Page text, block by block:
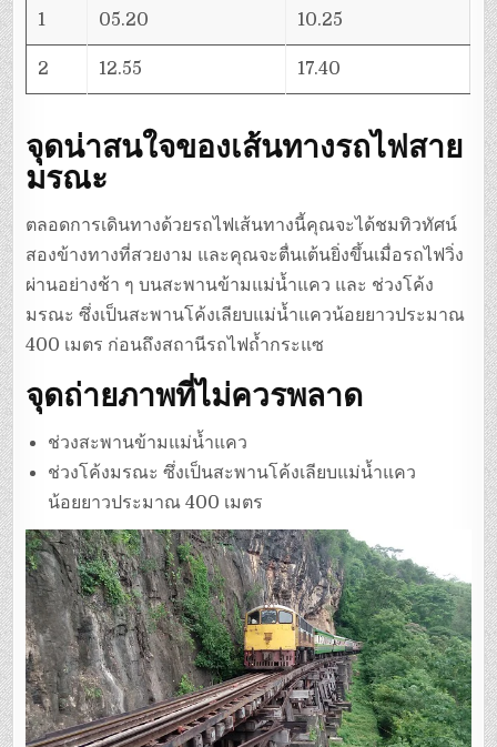
1 05.20 10.25
2 12.55 17.40
จุดน่าสนใจของเส้นทางรถไฟสาย
มรณะ
ตลอดการเดินทางด้วยรถไฟเส้นทางนี้คุณจะได้ชมทิวทัศน์
สองข้างทางที่สวยงาม และคุณจะตื่นเต้นยิ่งขึ้นเมื่อรถไฟวิ่ง
ผ่านอย่างช้า ๆ บนสะพานข้ามแม่น้ำแคว และ ช่วงโค้ง
มรณะ ซึ่งเป็นสะพานโค้งเลียบแม่น้ำแควน้อยยาวประมาณ
400 เมตร ก่อนถึงสถานีรถไฟถ้ำกระแซ
จุดถ่ายภาพที่ไม่ควรพลาด
ช่วงสะพานข้ามแม่น้ำแคว
ช่วงโค้งมรณะ ซึ่งเป็นสะพานโค้งเลียบแม่น้ำแคว
น้อยยาวประมาณ 400 เมตร